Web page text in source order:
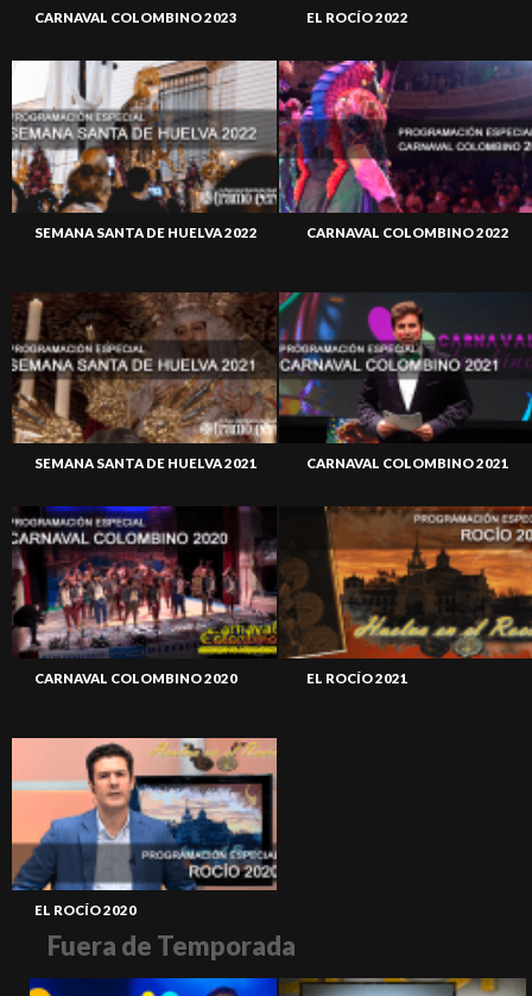
CARNAVAL COLOMBINO 2023 EL ROCÍO 2022
SEMANA SANTA DE HUELVA 2022 CARNAVAL COLOMBINO 2022
SEMANA SANTA DE HUELVA 2021 CARNAVAL COLOMBINO 2021
CARNAVAL COLOMBINO 2020 EL ROCÍO 2021
EL ROCÍO 2020
Fuera de Temporada